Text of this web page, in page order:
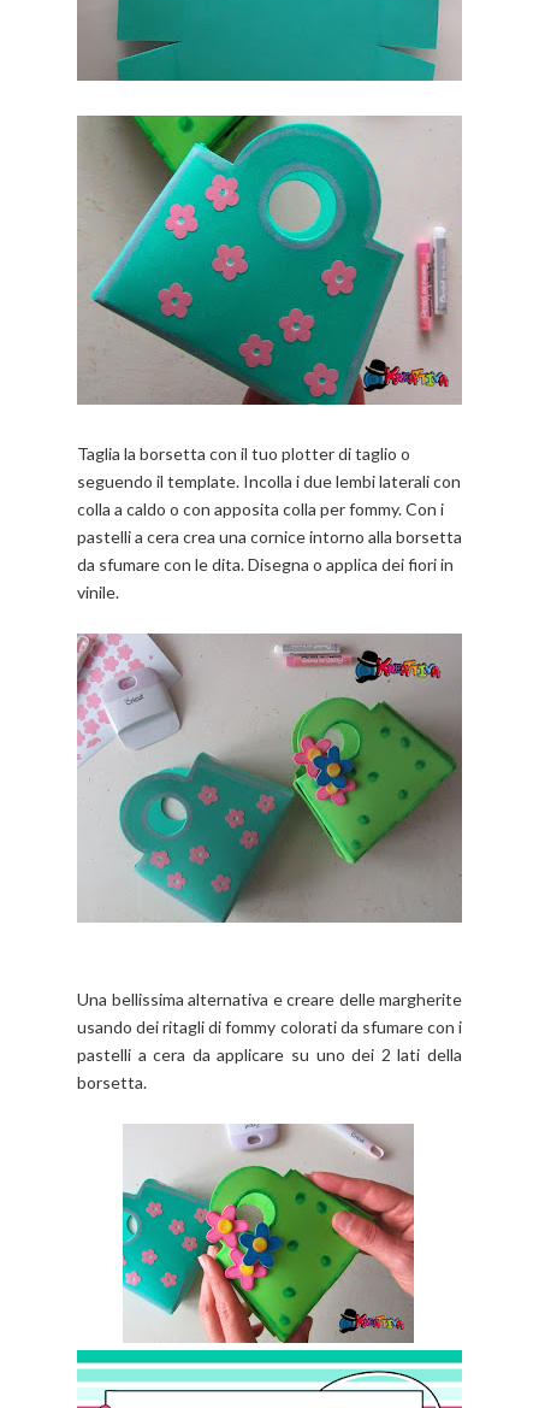
Taglia la borsetta con il tuo plotter di taglio o
seguendo il template. Incolla i due lembi laterali con
colla a caldo o con apposita colla per fommy. Con i
pastelli a cera crea una cornice intorno alla borsetta
da sfumare con le dita. Disegna o applica dei fiori in
vinile.
Una bellissima alternativa e creare delle margherite
usando dei ritagli di fommy colorati da sfumare con i
pastelli a cera da applicare su uno dei 2 lati della
borsetta.